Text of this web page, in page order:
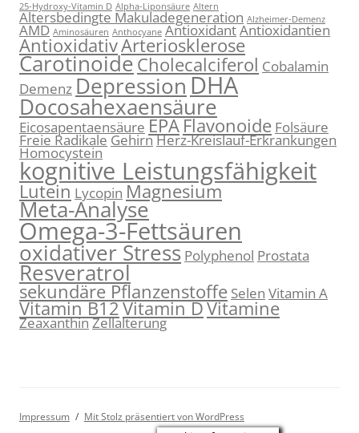
25-Hydroxy-Vitamin D Alpha-Liponsäure Altern
Altersbedingte Makuladegeneration Alzheimer-Demenz
AMD Aminosäuren Anthocyane AntioxidantAntioxidantien
AntioxidativArteriosklerose
CarotinoideCholecalciferol Cobalamin
Demenz DepressionDHA
Docosahexaensäure
Eicosapentaensäure EPAFlavonoide Folsäure
Freie RadikaleGehirnHerz-Kreislauf-Erkrankungen
Homocystein
kognitive Leistungsfähigkeit
Lutein Lycopin Magnesium
Meta-Analyse
Omega-3-Fettsäuren
oxidativer Stress Polyphenol Prostata
Resveratrol
sekundäre Pflanzenstoffe Selen Vitamin A
Vitamin B12Vitamin DVitamine
ZeaxanthinZellalterung
Impressum Mit Stolz präsentiert von WordPress